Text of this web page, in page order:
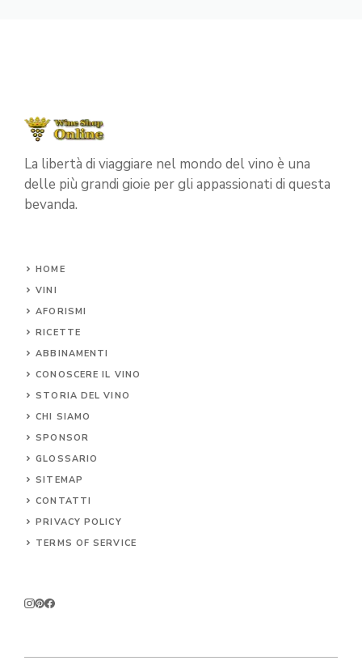
La libertà di viaggiare nel mondo del vino è una
delle più grandi gioie per gli appassionati di questa
bevanda.
HOME
VINI
AFORISMI
RICETTE
ABBINAMENTI
CONOSCERE IL VINO
STORIA DEL VINO
CHI SIAMO
SPONSOR
GLOSSARIO
SITEMAP
CONTATTI
PRIVACY POLICY
TERMS OF SERVICE